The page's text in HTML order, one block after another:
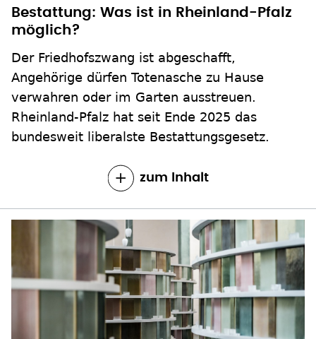
Bestattung: Was ist in Rheinland-Pfalz
möglich?
Der Friedhofszwang ist abgeschafft,
Angehörige dürfen Totenasche zu Hause
verwahren oder im Garten ausstreuen.
Rheinland-Pfalz hat seit Ende 2025 das
bundesweit liberalste Bestattungsgesetz.
zum Inhalt